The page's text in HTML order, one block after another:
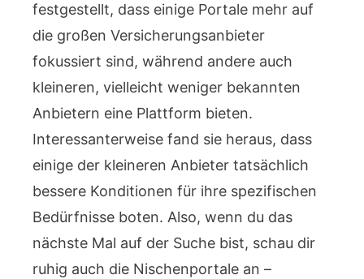
festgestellt, dass einige Portale mehr auf
die großen Versicherungsanbieter
fokussiert sind, während andere auch
kleineren, vielleicht weniger bekannten
Anbietern eine Plattform bieten.
Interessanterweise fand sie heraus, dass
einige der kleineren Anbieter tatsächlich
bessere Konditionen für ihre spezifischen
Bedürfnisse boten. Also, wenn du das
nächste Mal auf der Suche bist, schau dir
ruhig auch die Nischenportale an –